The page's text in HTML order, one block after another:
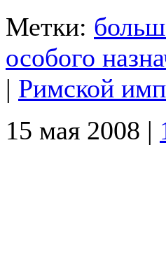
Метки:
особого
| Римской
15 мая 2008 |